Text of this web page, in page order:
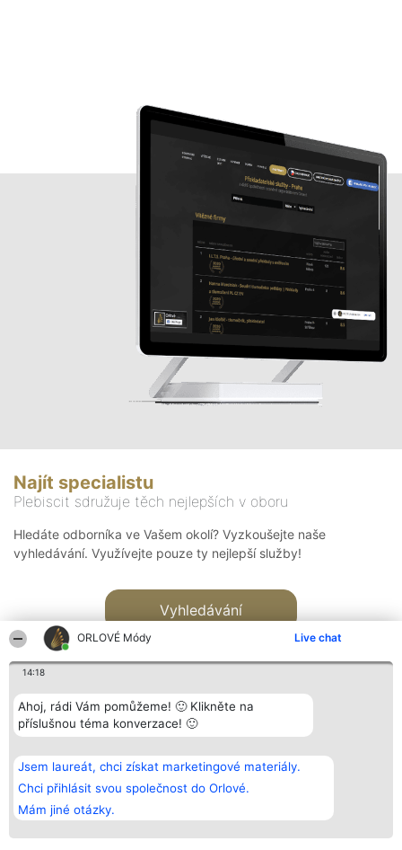
ORLOVÉ Módy Live chat
14:18
Ahoj, rádi Vám pomůžeme! 🙂 Klikněte na
příslušnou téma konverzace! 🙂
Jsem laureát, chci získat marketingové materiály.
Chci přihlásit svou společnost do Orlové.
Mám jiné otázky.
Najít specialistu
Plebiscit sdružuje těch nejlepších v oboru
Hledáte odborníka ve Vašem okolí? Vyzkoušejte naše
vyhledávání. Využívejte pouze ty nejlepší služby!
Vyhledávání
Bright Side Solutions sp. z o.
o. sp. k.
ul. Ruska 22
Wrocław 50-079
KRS 0000749100 | Regon
381313360 | NIP 8943132676
Vítězové
Seznam všech
laureátů
Zásady
Zásady
Kontakt